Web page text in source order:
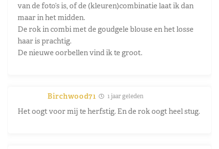
van de foto’s is, of de (kleuren)combinatie laat ik dan
maar in het midden.
De rok in combi met de goudgele blouse en het losse
haar is prachtig.
De nieuwe oorbellen vind ik te groot.
Birchwood71 1 jaar geleden
Het oogt voor mij te herfstig. En de rok oogt heel stug.